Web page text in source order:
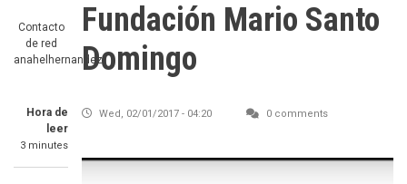
Contacto
de red
anahelhernandez
Hora de
leer
3 minutes
Fundación Mario Santo
Domingo
Wed, 02/01/2017 - 04:20 0 comments